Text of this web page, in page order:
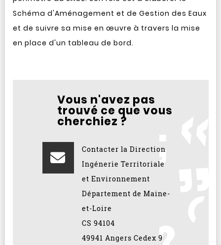
Schéma d'Aménagement et de Gestion des Eaux
et de suivre sa mise en œuvre à travers la mise
en place d'un tableau de bord.
Vous n'avez pas
trouvé ce que vous
cherchiez ?
Contacter la Direction
Ingénerie Territoriale
et Environnement
Département de Maine-
et-Loire
CS 94104
49941 Angers Cedex 9